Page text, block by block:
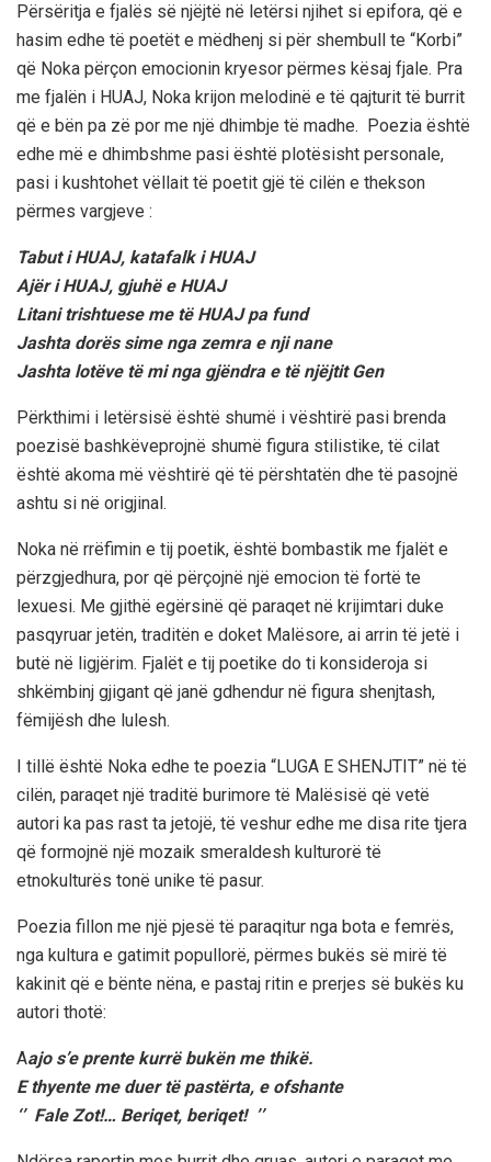
Përsëritja e fjalës së njëjtë në letërsi njihet si epifora, që e
hasim edhe të poetët e mëdhenj si për shembull te “Korbi”
që Noka përçon emocionin kryesor përmes kësaj fjale. Pra
me fjalën i HUAJ, Noka krijon melodinë e të qajturit të burrit
që e bën pa zë por me një dhimbje të madhe. Poezia është
edhe më e dhimbshme pasi është plotësisht personale,
pasi i kushtohet vëllait të poetit gjë të cilën e thekson
përmes vargjeve :
Tabut i HUAJ, katafalk i HUAJ
Ajër i HUAJ, gjuhë e HUAJ
Litani trishtuese me të HUAJ pa fund
Jashta dorës sime nga zemra e nji nane
Jashta lotëve të mi nga gjëndra e të njëjtit Gen
Përkthimi i letërsisë është shumë i vështirë pasi brenda
poezisë bashkëveprojnë shumë figura stilistike, të cilat
është akoma më vështirë që të përshtatën dhe të pasojnë
ashtu si në origjinal.
Noka në rrëfimin e tij poetik, është bombastik me fjalët e
përzgjedhura, por që përçojnë një emocion të fortë te
lexuesi. Me gjithë egërsinë që paraqet në krijimtari duke
pasqyruar jetën, traditën e doket Malësore, ai arrin të jetë i
butë në ligjërim. Fjalët e tij poetike do ti konsideroja si
shkëmbinj gjigant që janë gdhendur në figura shenjtash,
fëmijësh dhe lulesh.
I tillë është Noka edhe te poezia “LUGA E SHENJTIT” në të
cilën, paraqet një traditë burimore të Malësisë që vetë
autori ka pas rast ta jetojë, të veshur edhe me disa rite tjera
që formojnë një mozaik smeraldesh kulturorë të
etnokulturës tonë unike të pasur.
Poezia fillon me një pjesë të paraqitur nga bota e femrës,
nga kultura e gatimit popullorë, përmes bukës së mirë të
kakinit që e bënte nëna, e pastaj ritin e prerjes së bukës ku
autori thotë:
Aajo s’e prente kurrë bukën me thikë.
E thyente me duer të pastërta, e ofshante
‘’ Fale Zot!… Beriqet, beriqet! ’’